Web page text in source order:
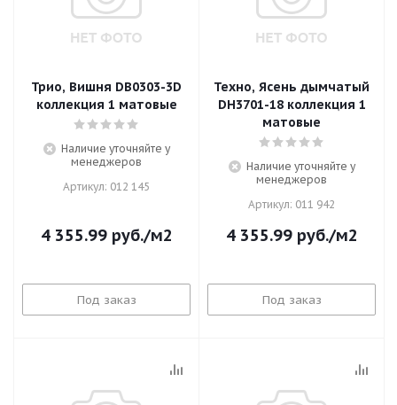
Трио, Вишня DB0303-3D
коллекция 1 матовые
Наличие уточняйте у
менеджеров
Артикул: 012 145
4 355.99руб./м2
Под заказ
Техно, Ясень дымчатый
DH3701-18 коллекция 1
матовые
Наличие уточняйте у
менеджеров
Артикул: 011 942
4 355.99руб./м2
Под заказ